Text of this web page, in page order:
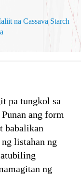
na Cassava Starch
pa tungkol sa
ang form
babalikan
listahan ng
ng